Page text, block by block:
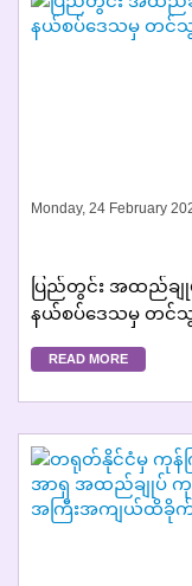
Monday, 24 February
ပြည်တွင်း အထည်ချု
နယ်စပ်ဒေသမှ တင်သွ
READ MORE